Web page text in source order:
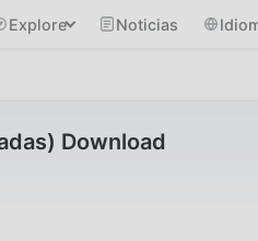
Explore Noticias
Download